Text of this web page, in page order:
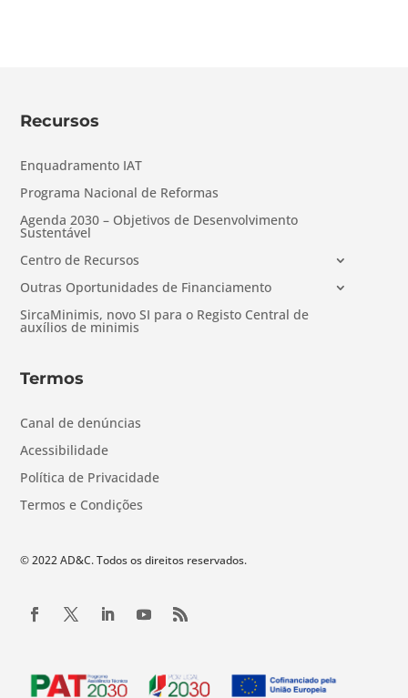
Recursos
Enquadramento IAT
Programa Nacional de Reformas
Agenda 2030 – Objetivos de Desenvolvimento
Sustentável
Centro de Recursos
Outras Oportunidades de Financiamento
SircaMinimis, novo SI para o Registo Central de
auxílios de minimis
Termos
Canal de denúncias
Acessibilidade
Política de Privacidade
Termos e Condições
© 2022 AD&C. Todos os direitos reservados.